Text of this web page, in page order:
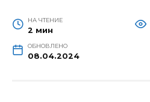
НА ЧТЕНИЕ
2 мин
ОБНОВЛЕНО
08.04.2024